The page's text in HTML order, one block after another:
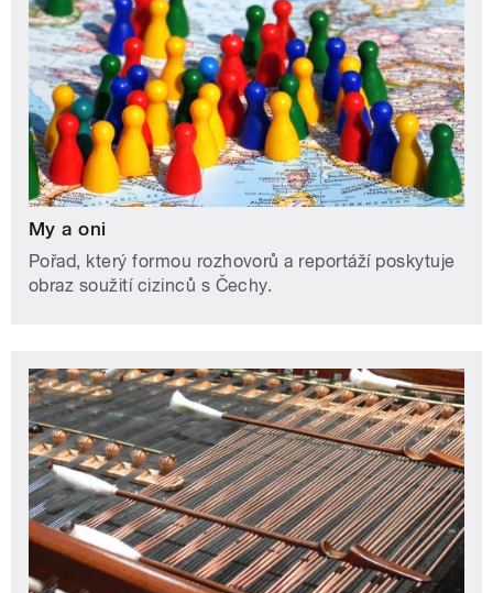
My a oni
Pořad, který formou rozhovorů a reportáží poskytuje
obraz soužití cizinců s Čechy.